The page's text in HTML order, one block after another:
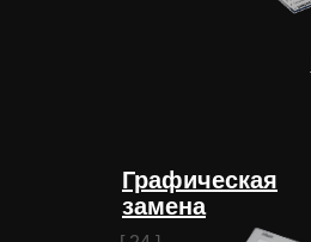
Графическая
замена